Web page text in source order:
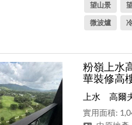
望山景
微波爐
粉嶺上水
華裝修高
上水 高爾
實用面積: